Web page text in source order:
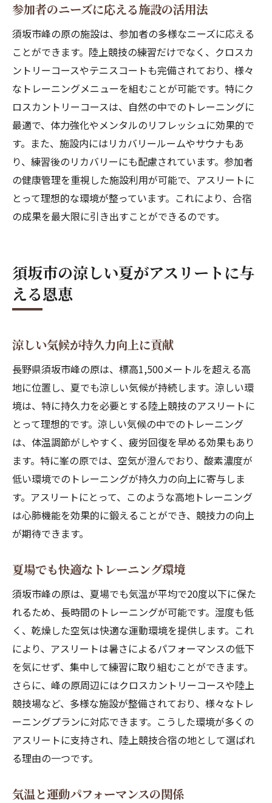
参加者のニーズに応える施設の活用法
須坂市峰の原の施設は、参加者の多様なニーズに応える
ことができます。陸上競技の練習だけでなく、クロスカ
ントリーコースやテニスコートも完備されており、様々
なトレーニングメニューを組むことが可能です。特にク
ロスカントリーコースは、自然の中でのトレーニングに
最適で、体力強化やメンタルのリフレッシュに効果的で
す。また、施設内にはリカバリールームやサウナもあ
り、練習後のリカバリーにも配慮されています。参加者
の健康管理を重視した施設利用が可能で、アスリートに
とって理想的な環境が整っています。これにより、合宿
の成果を最大限に引き出すことができるのです。
須坂市の涼しい夏がアスリートに与
える恩恵
涼しい気候が持久力向上に貢献
長野県須坂市峰の原は、標高1,500メートルを超える高
地に位置し、夏でも涼しい気候が持続します。涼しい環
境は、特に持久力を必要とする陸上競技のアスリートに
とって理想的です。涼しい気候の中でのトレーニング
は、体温調節がしやすく、疲労回復を早める効果もあり
ます。特に峯の原では、空気が澄んでおり、酸素濃度が
低い環境でのトレーニングが持久力の向上に寄与しま
す。アスリートにとって、このような高地トレーニング
は心肺機能を効果的に鍛えることができ、競技力の向上
が期待できます。
夏場でも快適なトレーニング環境
須坂市峰の原は、夏場でも気温が平均で20度以下に保た
れるため、長時間のトレーニングが可能です。湿度も低
く、乾燥した空気は快適な運動環境を提供します。これ
により、アスリートは暑さによるパフォーマンスの低下
を気にせず、集中して練習に取り組むことができます。
さらに、峰の原周辺にはクロスカントリーコースや陸上
競技場など、多様な施設が整備されており、様々なトレ
ーニングプランに対応できます。こうした環境が多くの
アスリートに支持され、陸上競技合宿の地として選ばれ
る理由の一つです。
気温と運動パフォーマンスの関係